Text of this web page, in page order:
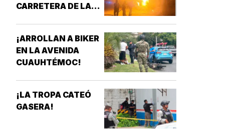
CARRETERA DE LAS
¡ARROLLAN A BIKER
EN LA AVENIDA
CUAUHTÉMOC!
¡LA TROPA CATEÓ
GASERA!